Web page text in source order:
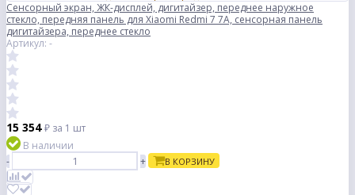
Сенсорный экран, ЖК-дисплей, дигитайзер, переднее наружное
стекло, передняя панель для Xiaomi Redmi 7 7A, сенсорная панель
дигитайзера, переднее стекло
Артикул: -
15 354₽ за 1 шт
В наличии
-
+ В КОРЗИНУ